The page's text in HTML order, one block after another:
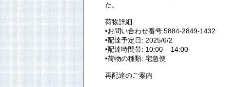
た。
荷物詳細:
•お問い合わせ番号:5884-2849-1432
•配達予定日: 2025/6/2
•配達時間帯: 10:00 – 14:00
•荷物の種類: 宅急便
再配達のご案内